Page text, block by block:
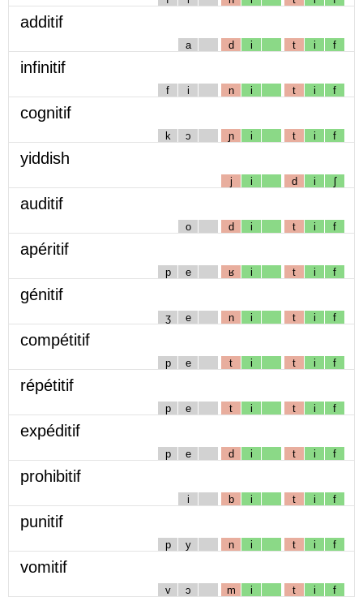
additif
a d i t i f
infinitif
f i n i t i f
cognitif
k ɔ ɲ i t i f
yiddish
j i d i ʃ
auditif
o d i t i f
apéritif
p e ʁ i t i f
génitif
ʒ e n i t i f
compétitif
p e t i t i f
répétitif
p e t i t i f
expéditif
p e d i t i f
prohibitif
i b i t i f
punitif
p y n i t i f
vomitif
v ɔ m i t i f